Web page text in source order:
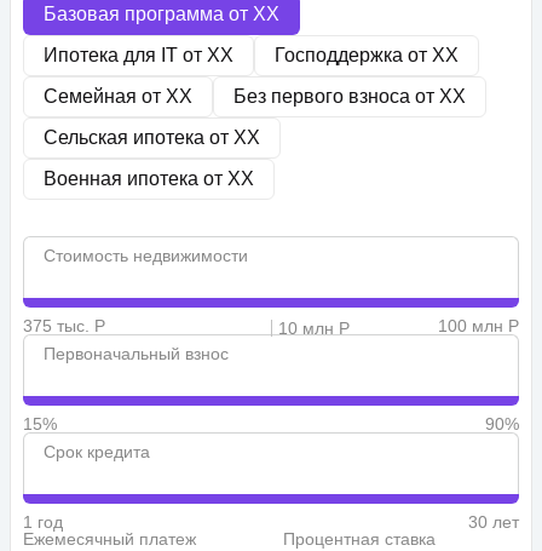
Базовая программа от XX
Ипотека для IT от XX Господдержка от XX
Семейная от XX Без первого взноса от XX
Сельская ипотека от XX
Военная ипотека от XX
Стоимость недвижимости
375 тыс. Р 10 млн Р
100 млн Р
Первоначальный взнос
15%
90%
Срок кредита
1 год
30 лет
Ежемесячный платеж
Процентная ставка